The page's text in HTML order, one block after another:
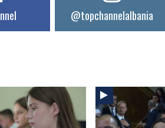
@topchannelalbania